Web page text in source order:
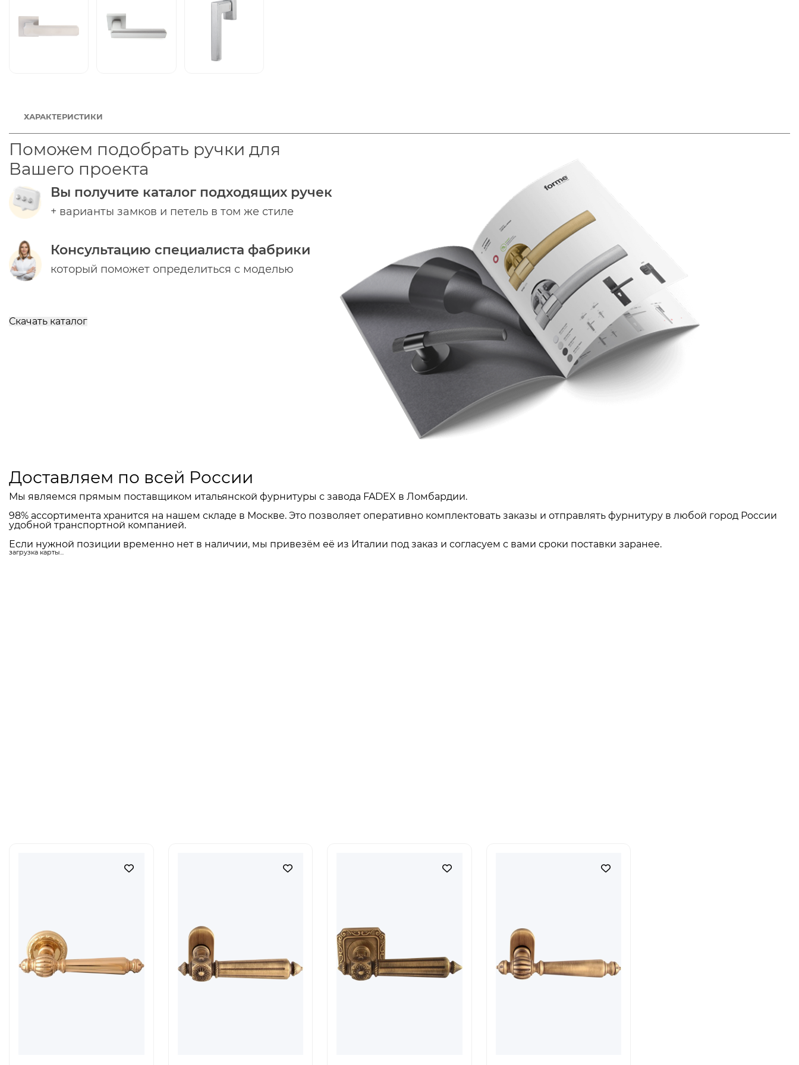
ХАРАКТЕРИСТИКИ
Поможем подобрать ручки для
Вашего проекта
Вы получите каталог подходящих ручек
+ варианты замков и петель в том же стиле
Консультацию специалиста фабрики
который поможет определиться с моделью
Скачать каталог
Доставляем по всей России
Мы являемся прямым поставщиком итальянской фурнитуры с завода FADEX в Ломбардии.
98% ассортимента хранится на нашем складе в Москве. Это позволяет оперативно комплектовать заказы и отправлять фурнитуру в любой город России
удобной транспортной компанией.
Если нужной позиции временно нет в наличии, мы привезём её из Италии под заказ и согласуем с вами сроки поставки заранее.
загрузка карты...